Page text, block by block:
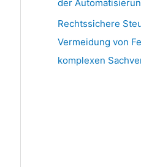
der
Rechtssichere
Vermeidung von
komplexen